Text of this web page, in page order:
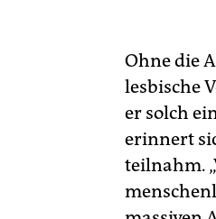
Ohne die
lesbische
er solch
erinnert
teilnahm.